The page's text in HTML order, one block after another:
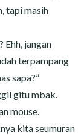
tapi masih
Ehh, jangan
terpampang
sapa?”
gitu mbak.
mouse.
kita seumuran